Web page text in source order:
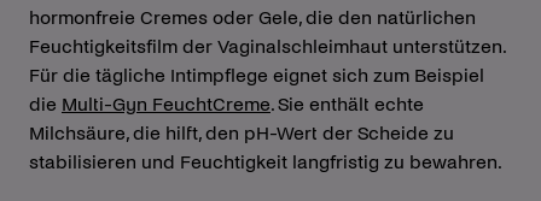
hormonfreie Cremes oder Gele, die den natürlichen
Feuchtigkeitsfilm der Vaginalschleimhaut unterstützen.
Für die tägliche Intimpflege eignet sich zum Beispiel
die Multi-Gyn FeuchtCreme. Sie enthält echte
Milchsäure, die hilft, den pH-Wert der Scheide zu
stabilisieren und Feuchtigkeit langfristig zu bewahren.